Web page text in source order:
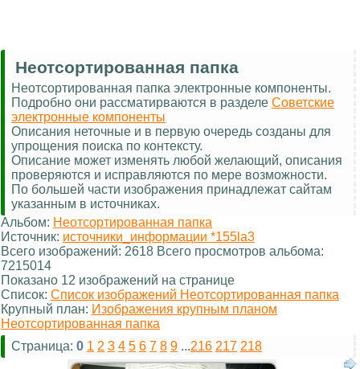
Неотсортированная папка
Неотсортированная папка электронные компоненты.
Подробно они рассматирваются в разделе Советские
электронные компоненты
Описания неточные и в первую очередь созданы для
упрощения поиска по контексту.
Описание может изменять любой желающий, описания
проверяются и исправляются по мере возможности.
По большей части изображения принадлежат сайтам
указанным в источниках.
Альбом: Неотсортированная папка
Источник: источники_информации *155la3
Всего изображений: 2618 Всего просмотров альбома:
7215014
Показано 12 изображений на странице
Список: Список изображений Неотсортированная папка
Крупный план: Изображения крупным планом
Неотсортированная папка
Страница: 0 1 2 3 4 5 6 7 8 9 ...216 217 218